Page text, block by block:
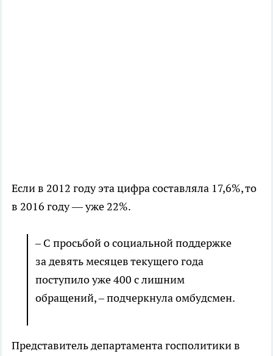
Если в 2012 году эта цифра составляла 17,6%, то
в 2016 году — уже 22%.
– С просьбой о социальной поддержке
за девять месяцев текущего года
поступило уже 400 с лишним
обращений, – подчеркнула омбудсмен.
Представитель департамента госполитики в